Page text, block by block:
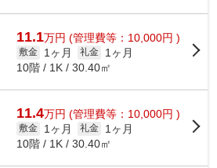
11.1万円 (管理費等：10,000円 )
敷金 1ヶ月 礼金
1ヶ月
10階 / 1K / 30.40㎡
11.4万円 (管理費等：10,000円 )
敷金 1ヶ月 礼金
1ヶ月
10階 / 1K / 30.40㎡